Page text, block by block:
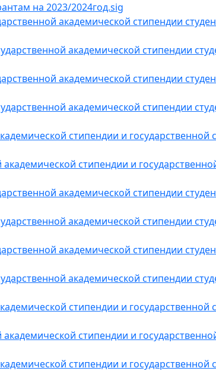
на 2023/2024год.sig
академической стипендии
академической стипендии
академической стипендии
академической стипендии
стипендии и государственной
стипендии и
академической стипендии
академической стипендии
академической стипендии
академической стипендии
стипендии и государственной
стипендии и
стипендии и государственной